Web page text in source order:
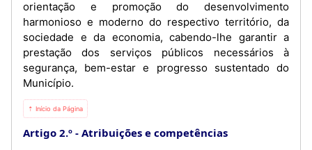
orientação e promoção do desenvolvimento
harmonioso e moderno do respectivo território, da
sociedade e da economia, cabendo-lhe garantir a
prestação dos serviços públicos necessários à
segurança, bem-estar e progresso sustentado do
Município.
⇡ Início da Página
Artigo 2.º Atribuições e competências